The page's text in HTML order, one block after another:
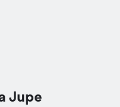
Jupe